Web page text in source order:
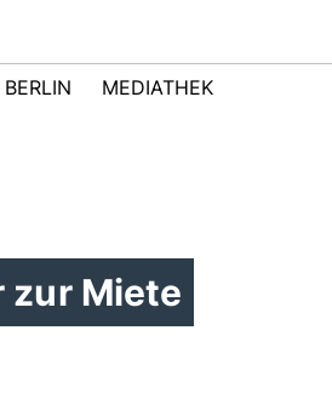
BERLIN MEDIATHEK
zur Miete